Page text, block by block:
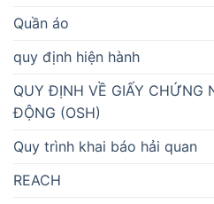
Quần áo
quy định hiện hành
QUY ĐỊNH VỀ GIẤY CHỨNG
ĐỘNG (OSH)
Quy trình khai báo hải quan
REACH